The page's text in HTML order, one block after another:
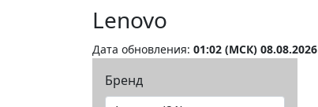
Lenovo
Дата обновления: 01:02 (MCК) 08.08.2026
Бренд